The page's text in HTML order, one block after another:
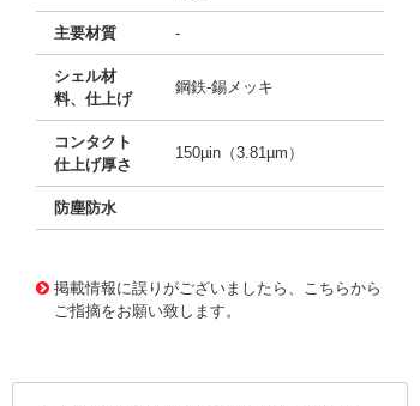
主要材質 -
シェル材
料、仕上げ
鋼鉄-錫メッキ
コンタクト
仕上げ厚さ
150µin（3.81µm）
防塵防水
掲載情報に誤りがございましたら、こちらから
ご指摘をお願い致します。